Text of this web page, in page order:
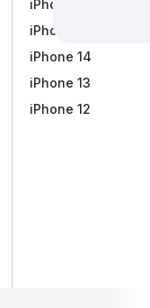
iPhone 15
iPhone 14 Plus
iPhone 14
iPhone 13
iPhone 12
Портативная
Наушники